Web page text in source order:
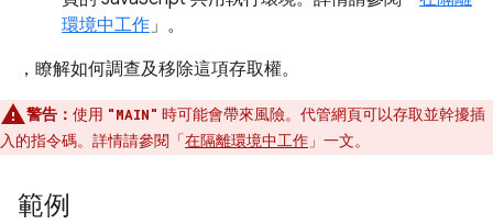
環境中工作」。
，瞭解如何調查及移除這項存取權。
警告： 使用 "MAIN" 時可能會帶來風險。代管網頁可以存取並幹擾插
入的指令碼。詳情請參閱「在隔離環境中工作 」一文。
範例